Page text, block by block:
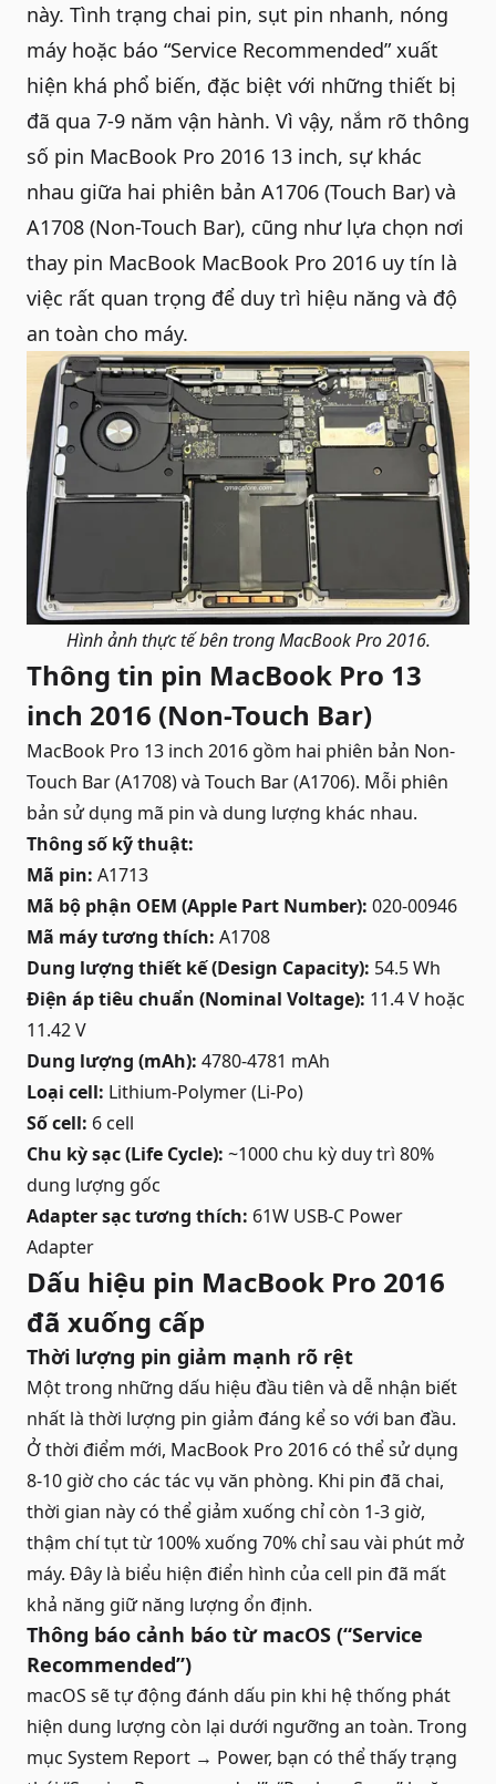
này. Tình trạng chai pin, sụt pin nhanh, nóng
máy hoặc báo “Service Recommended” xuất
hiện khá phổ biến, đặc biệt với những thiết bị
đã qua 7-9 năm vận hành. Vì vậy, nắm rõ thông
số pin MacBook Pro 2016 13 inch, sự khác
nhau giữa hai phiên bản A1706 (Touch Bar) và
A1708 (Non-Touch Bar), cũng như lựa chọn nơi
thay pin MacBook MacBook Pro 2016 uy tín là
việc rất quan trọng để duy trì hiệu năng và độ
an toàn cho máy.
Hình ảnh thực tế bên trong MacBook Pro 2016.
Thông tin pin MacBook Pro 13
inch 2016 (Non-Touch Bar)
MacBook Pro 13 inch 2016 gồm hai phiên bản Non-
Touch Bar (A1708) và Touch Bar (A1706). Mỗi phiên
bản sử dụng mã pin và dung lượng khác nhau.
Thông số kỹ thuật:
Mã pin: A1713
Mã bộ phận OEM (Apple Part Number): 020-00946
Mã máy tương thích: A1708
Dung lượng thiết kế (Design Capacity): 54.5 Wh
Điện áp tiêu chuẩn (Nominal Voltage): 11.4 V hoặc
11.42 V
Dung lượng (mAh): 4780-4781 mAh
Loại cell: Lithium-Polymer (Li-Po)
Số cell: 6 cell
Chu kỳ sạc (Life Cycle): ~1000 chu kỳ duy trì 80%
dung lượng gốc
Adapter sạc tương thích: 61W USB-C Power
Adapter
Dấu hiệu pin MacBook Pro 2016
đã xuống cấp
Thời lượng pin giảm mạnh rõ rệt
Một trong những dấu hiệu đầu tiên và dễ nhận biết
nhất là thời lượng pin giảm đáng kể so với ban đầu.
Ở thời điểm mới, MacBook Pro 2016 có thể sử dụng
8-10 giờ cho các tác vụ văn phòng. Khi pin đã chai,
thời gian này có thể giảm xuống chỉ còn 1-3 giờ,
thậm chí tụt từ 100% xuống 70% chỉ sau vài phút mở
máy. Đây là biểu hiện điển hình của cell pin đã mất
khả năng giữ năng lượng ổn định.
Thông báo cảnh báo từ macOS (“Service
Recommended”)
macOS sẽ tự động đánh dấu pin khi hệ thống phát
hiện dung lượng còn lại dưới ngưỡng an toàn. Trong
mục System Report → Power, bạn có thể thấy trạng